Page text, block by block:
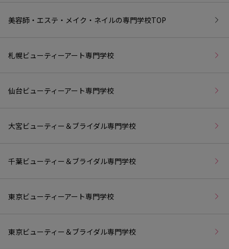
美容師・エステ・メイク・ネイルの専門学校TOP
札幌ビューティーアート専門学校
仙台ビューティーアート専門学校
大宮ビューティー＆ブライダル専門学校
千葉ビューティー＆ブライダル専門学校
東京ビューティーアート専門学校
東京ビューティー＆ブライダル専門学校